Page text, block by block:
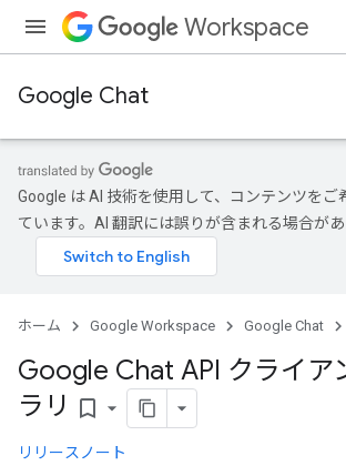
Workspace
Google Chat
Google は AI 技術を使用して、コンテンツをご
ています。AI 翻訳には誤りが含まれる場合があ
ホーム Google Workspace Google Chat
Google Chat API クライア
ラリ bookmark_border
リリースノート